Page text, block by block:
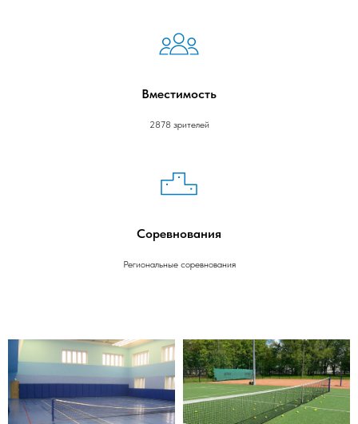
Вместимость
2878 зрителей
Соревнования
Региональные соревнования